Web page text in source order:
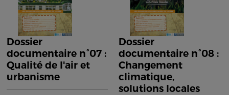
Dossier
documentaire n°07 :
Qualité de l'air et
urbanisme
Dossier
documentaire n°08 :
Changement
climatique,
solutions locales